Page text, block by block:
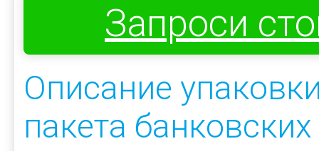
Запроси
Описание
пакета банковских